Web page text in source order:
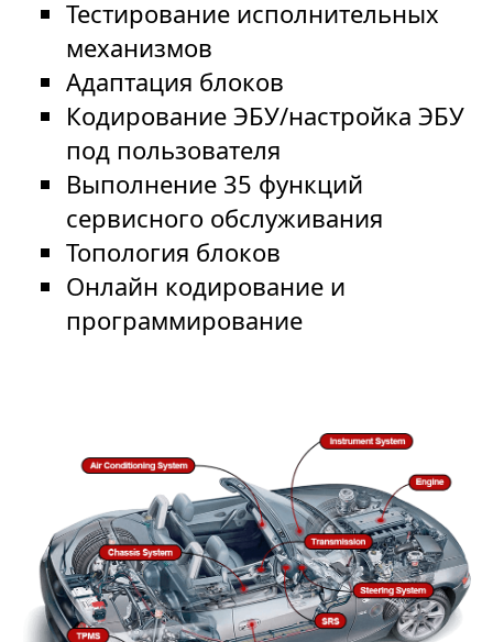
Тестирование исполнительных
механизмов
Адаптация блоков
Кодирование ЭБУ/настройка ЭБУ
под пользователя
Выполнение 35 функций
сервисного обслуживания
Топология блоков
Онлайн кодирование и
программирование